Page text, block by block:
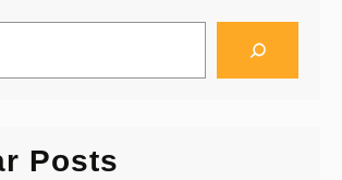
Posts